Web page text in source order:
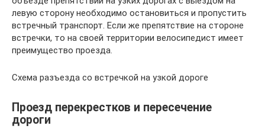
левую сторону необходимо остановиться и пропустить
встречный транспорт. Если же препятствие на стороне
встречки, то на своей территории велосипедист имеет
преимущество проезда.
Схема разъезда со встречкой на узкой дороге
Проезд перекрестков и пересечение
дороги